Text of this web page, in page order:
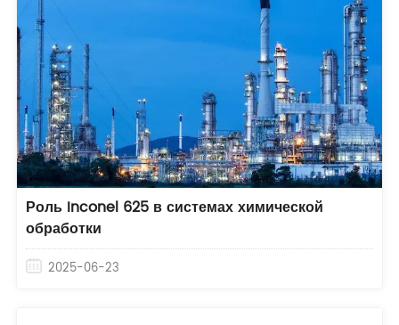
Роль Inconel 625 в системах химической
обработки
2025-06-23